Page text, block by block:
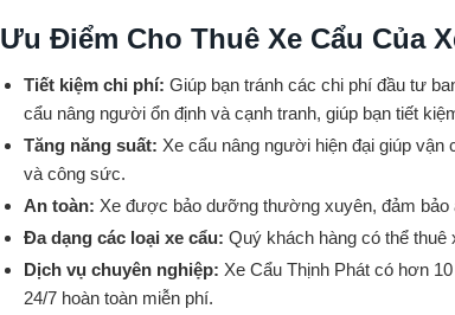
Ưu Điểm Cho Thuê Xe Cẩu Của
Tiết kiệm chi phí: Giúp bạn tránh các chi phí đầu tư
cẩu nâng người ổn định và cạnh tranh, giúp bạn tiết
Tăng năng suất: Xe cẩu nâng người hiện đại giúp vận
và công sức.
An toàn: Xe được bảo dưỡng thường xuyên, đảm bảo
Đa dạng các loại xe cẩu: Quý khách hàng có thể
Dịch vụ chuyên nghiệp: Xe Cẩu Thịnh Phát có hơn
24/7 hoàn toàn miễn phí.